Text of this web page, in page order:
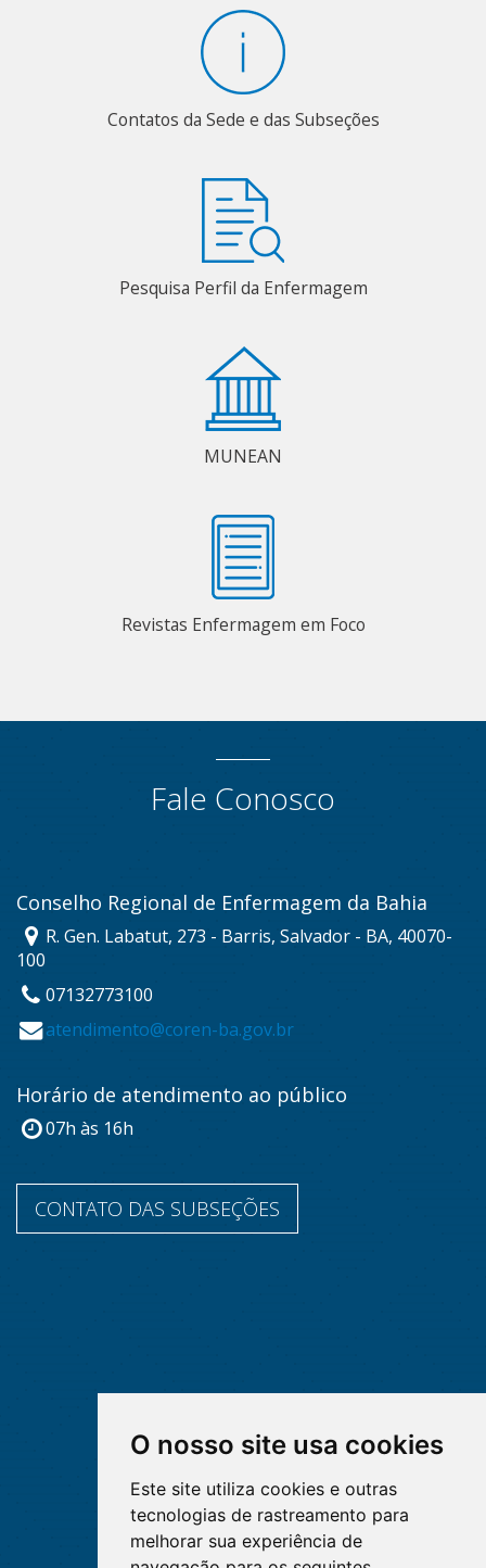
O nosso site usa cookies
Este site utiliza cookies e outras
tecnologias de rastreamento para
melhorar sua experiência de
Contatos da Sede e das Subseções
Pesquisa Perfil da Enfermagem
MUNEAN
Revistas Enfermagem em Foco
Fale Conosco
Conselho Regional de Enfermagem da Bahia
R. Gen. Labatut, 273 - Barris, Salvador - BA, 40070-
100
07132773100
atendimento@coren-ba.gov.br
Horário de atendimento ao público
07h às 16h
CONTATO DAS SUBSEÇÕES